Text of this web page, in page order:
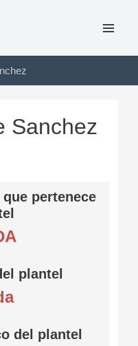
Sanchez
pertenece
plantel
del plantel